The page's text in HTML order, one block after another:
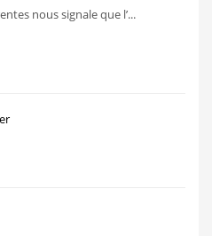
nous signale que l’...